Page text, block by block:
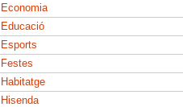
Economia
Educació
Esports
Festes
Habitatge
Hisenda